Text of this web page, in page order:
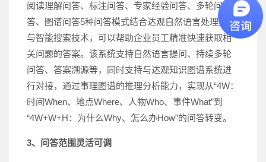
阅读理解问答、标注问答、专家经验问答、多轮问
答、图谱问答5种问答模式结合达观自然语言处理技术
与智能搜索技术，可以帮助企业员工精准快速获取相
关问题的答案。该系统支持自然语言提问、持续多轮
问答、答案溯源等，同时支持与达观知识图谱系统进
行对接，通过事理图谱的推理分析能力，实现从“4W：
时间When、地点Where、人物Who、事件What”到
“4W+W+H：为什么Why、怎么办How”的问答转变。
3、问答范围灵活可调